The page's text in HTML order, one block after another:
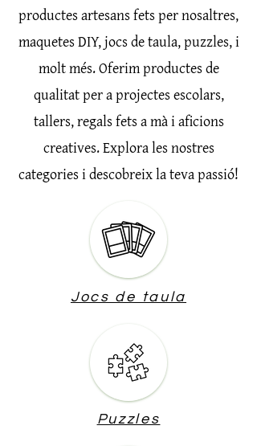
productes artesans fets per nosaltres,
maquetes DIY, jocs de taula, puzzles, i
molt més. Oferim productes de
qualitat per a projectes escolars,
tallers, regals fets a mà i aficions
creatives. Explora les nostres
categories i descobreix la teva passió!
Jocs de taula
Puzzles